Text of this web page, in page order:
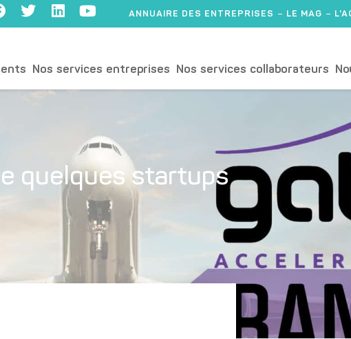
ANNUAIRE DES ENTREPRISES LE MAG
Nos services entreprises Nos services collaborateurs
quelques startups